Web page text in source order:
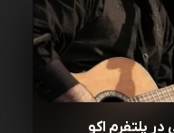
پلتفرم اکو